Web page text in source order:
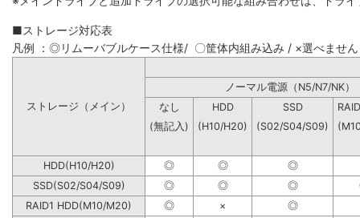
■ストレージ対応表
凡例 ：◎リムーバブルケース仕様/ 〇筐体内組み込み / ×選べません
ノーマル電源（N5/
ストレージ（メイン）
なし HDD SSD
(無記入)
(H10/H20) (S02/S04/S09)
HDD(H10/H20) ◎ ◎
◎
SSD(S02/S04/S09)
◎ ◎ ◎
RAID1 HDD(M10/M20)
◎ ×
◎